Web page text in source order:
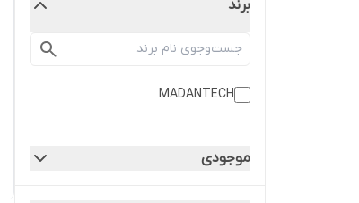
برند
MADANTECH
موجودی